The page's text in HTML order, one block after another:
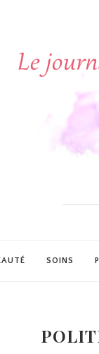
SOINS